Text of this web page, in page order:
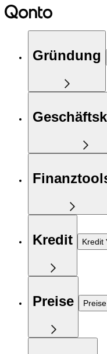
Gründung
Kredit Kredit
Preise Preise